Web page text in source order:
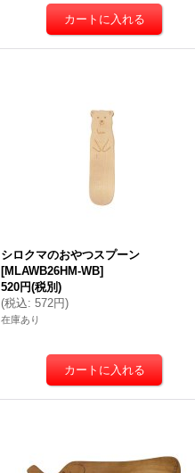
シロクマのおやつスプーン
[MLAWB26HM-WB]
520円(税別)
(税込: 572円)
在庫あり